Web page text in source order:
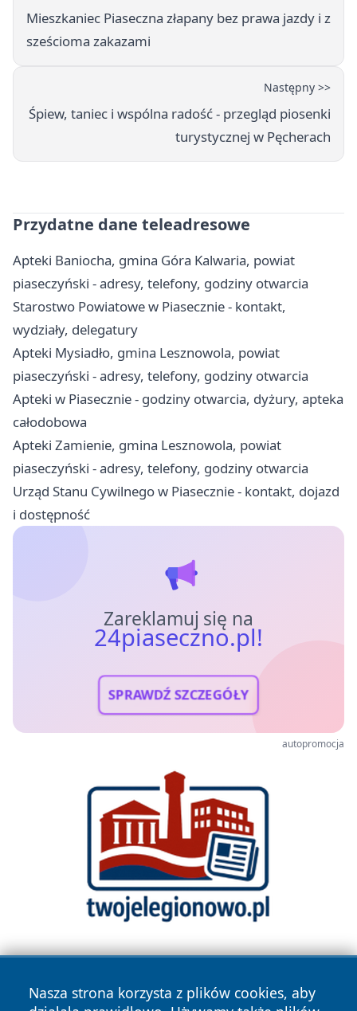
Mieszkaniec Piaseczna złapany bez prawa jazdy i z
sześcioma zakazami
Następny >>
Śpiew, taniec i wspólna radość - przegląd piosenki
turystycznej w Pęcherach
Przydatne dane teleadresowe
Apteki Baniocha, gmina Góra Kalwaria, powiat
piaseczyński - adresy, telefony, godziny otwarcia
Starostwo Powiatowe w Piasecznie - kontakt,
wydziały, delegatury
Apteki Mysiadło, gmina Lesznowola, powiat
piaseczyński - adresy, telefony, godziny otwarcia
Apteki w Piasecznie - godziny otwarcia, dyżury, apteka
całodobowa
Apteki Zamienie, gmina Lesznowola, powiat
piaseczyński - adresy, telefony, godziny otwarcia
Urząd Stanu Cywilnego w Piasecznie - kontakt, dojazd
i dostępność
Zareklamuj się na
24piaseczno.pl!
SPRAWDŹ SZCZEGÓŁY
autopromocja
Nasza strona korzysta z plików cookies, aby